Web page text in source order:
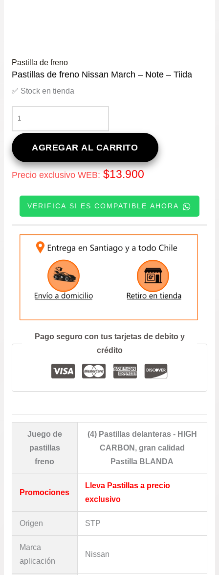
Pastilla de freno
Pastillas de freno Nissan March – Note – Tiida
✅ Stock en tienda
DE
FRENO
NISSAN
MARCH
NOTE
TIIDA
CANTIDAD
AGREGAR AL CARRITO
Precio exclusivo WEB: $13.900
VERIFICA SI ES COMPATIBLE AHORA
Pago seguro con tus tarjetas de debito y
crédito
Juego de
pastillas
freno
(4) Pastillas delanteras - HIGH
CARBON, gran calidad
Pastilla BLANDA
Promociones
Lleva Pastillas a precio
exclusivo
Origen STP
Marca
aplicación
Nissan